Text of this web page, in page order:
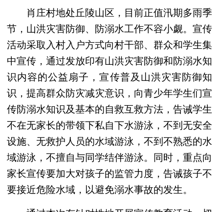
肖庄村地处丘陵山区，目前正值汛期多雨季
节，山洪灾害防御、防溺水工作不容小觑。宣传
活动采取入村入户方式向村干部、群众和学生集
中宣传，通过发放印有山洪灾害防御和防溺水知
识内容的公益扇子，宣传普及山洪灾害防御知
识，提高群众防灾减灾意识，向青少年学生们宣
传防溺水知识及基本的自救互救方法，告诫学生
不在无家长的带领下私自下水游泳，不到无安全
设施、无救护人员的水域游泳，不到不熟悉的水
域游泳，不擅自与同学结伴游泳。同时，重点向
家长宣传要加大对孩子的监管力度，告诫孩子不
要接近危险水域，以避免溺水事故的发生。